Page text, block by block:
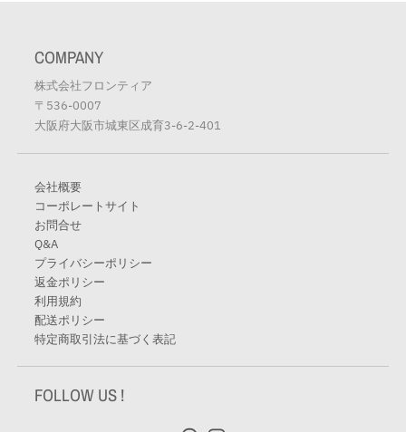
COMPANY
株式会社フロンティア
〒536-0007
大阪府大阪市城東区成育3-6-2-401
会社概要
コーポレートサイト
お問合せ
Q&A
プライバシーポリシー
返金ポリシー
利用規約
配送ポリシー
特定商取引法に基づく表記
FOLLOW US !